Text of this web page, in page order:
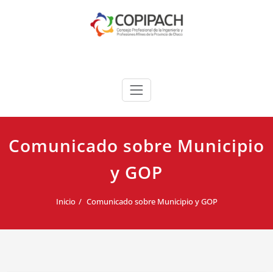
Comunicado sobre Municipio
y GOP
Inicio Comunicado sobre Municipio y GOP